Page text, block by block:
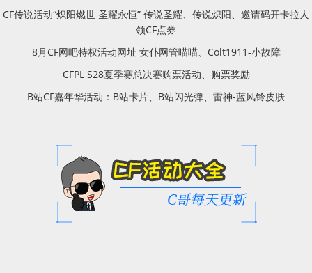
CF传说活动“炽阳燃世 圣耀永恒” 传说圣耀、传说炽阳、邀请码开卡拉人
领CF点券
8月CF网吧特权活动网址 女仆网管喵喵、Colt1911-小故障
CFPL S28夏季赛总决赛购票活动、购票奖励
B站CF嘉年华活动：B站卡片、B站闪光弹、雷神-蓝风铃皮肤